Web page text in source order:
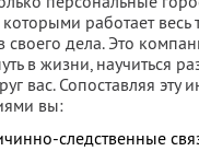
работает весь
своего дела. Это
в жизни, научиться
вас. Сопоставляя
вы:
следственные